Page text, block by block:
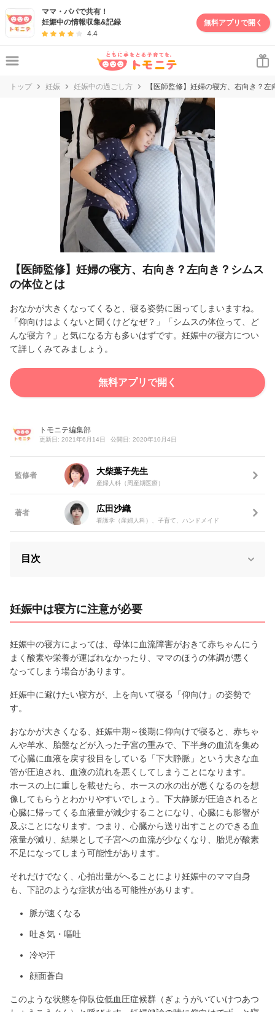
ママ・パパで共有！
妊娠中の情報収集&記録
4.4
無料アプリで開く
トップ 妊娠 妊娠中の過ごし方 【医師監修】妊婦の寝方、右向き？
【医師監修】妊婦の寝方、右向き？左向き？シムス
の体位とは
おなかが大きくなってくると、寝る姿勢に困ってしまいますね。
「仰向けはよくないと聞くけどなぜ？」「シムスの体位って、ど
んな寝方？」と気になる方も多いはずです。妊娠中の寝方につい
て詳しくみてみましょう。
無料アプリで開く
トモニテ編集部
更新日: 2021年6月14日 公開日: 2020年10月4日
監修者 大柴葉子先生
産婦人科（周産期医療）
著者 広田沙織
看護学（産婦人科）、子育て、ハンドメイド
目次
妊娠中は寝方に注意が必要
妊娠中の寝方によっては、母体に血流障害がおきて赤ちゃんにう
まく酸素や栄養が運ばれなかったり、ママのほうの体調が悪く
なってしまう場合があります。
妊娠中に避けたい寝方が、上を向いて寝る「仰向け」の姿勢で
す。
おなかが大きくなる、妊娠中期～後期に仰向けで寝ると、赤ちゃ
んや羊水、胎盤などが入った子宮の重みで、下半身の血流を集め
て心臓に血液を戻す役目をしている「下大静脈」という大きな血
管が圧迫され、血液の流れを悪くしてしまうことになります。
ホースの上に重しを載せたら、ホースの水の出が悪くなるのを想
像してもらうとわかりやすいでしょう。下大静脈が圧迫されると
心臓に帰ってくる血液量が減少することになり、心臓にも影響が
及ぶことになります。つまり、心臓から送り出すことのできる血
液量が減り、結果として子宮への血流が少なくなり、胎児が酸素
不足になってしまう可能性があります。
それだけでなく、心拍出量がへることにより妊娠中のママ自身
も、下記のような症状が出る可能性があります。
脈が速くなる
吐き気・嘔吐
冷や汗
顔面蒼白
このような状態を仰臥位低血圧症候群（ぎょうがいていけつあつ
妊娠・出産・子育て情報サイト | トモニテ